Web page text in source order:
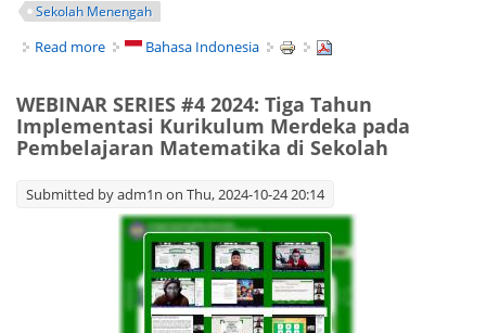
Sekolah Menengah
Read more about WEBINAR SERIES #5: Good Practices in Mathematics
Bahasa Indonesia
WEBINAR SERIES #4 2024: Tiga Tahun
Implementasi Kurikulum Merdeka pada
Pembelajaran Matematika di Sekolah
Submitted byadm1n on Thu, 2024-10-24 20:14